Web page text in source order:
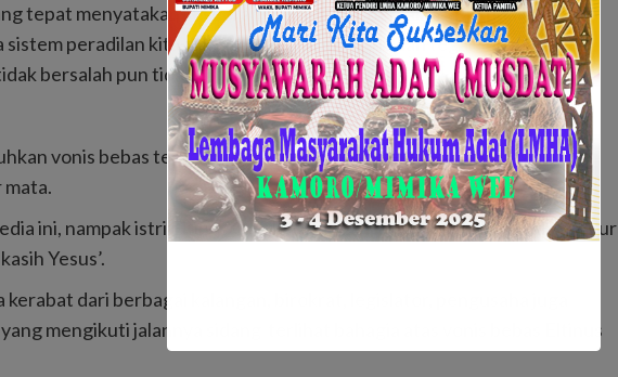
tepat menyatakan seseorang seseorang bersalah atau tidak. Puji
peradilan kita di Indonesia masih bagus dan tegak lurus. Yang
bersalah pun tidak boleh dihukum,” kata Yani.
vonis bebas terhadap Eltinus Omaleng, seketika itu ruang sidang
mata.
ini, nampak istri Eltinus Omaleng menangis sembari mengucap syukur
Yesus’.
dari berbagai kalangan, birokrat, legislator, pengusaha juga
mengikuti jalannya sidang terlihat bahagia atas vonis bebas Eltinus